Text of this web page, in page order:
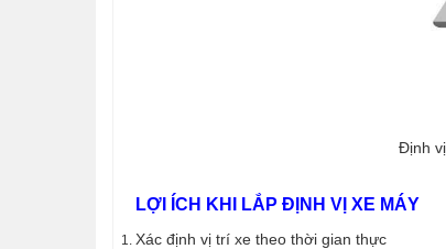
Định
LỢI ÍCH KHI LẮP ĐỊNH VỊ XE MÁY
Xác định vị trí xe theo thời gian thực